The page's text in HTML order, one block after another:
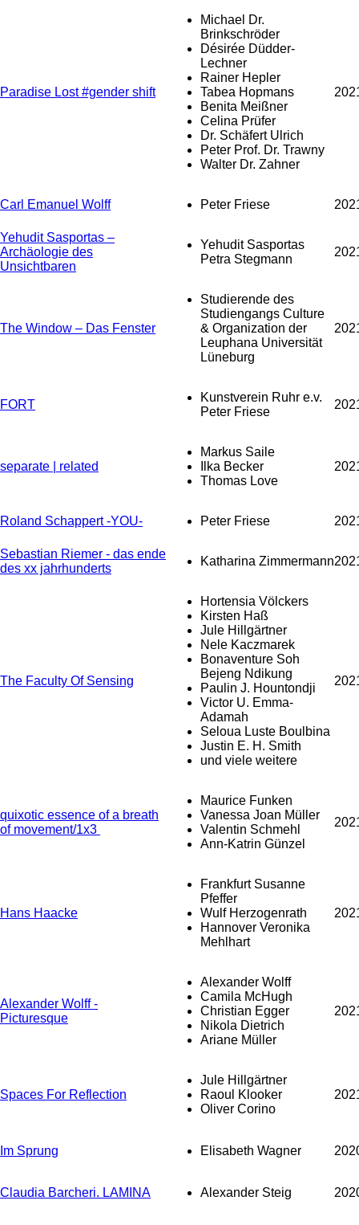
Paradise Lost #gender shift
Michael Dr.
Brinkschröder
Désirée Düdder-
Lechner
Rainer Hepler
Tabea Hopmans
Benita Meißner
Celina Prüfer
Dr. Schäfert Ulrich
Peter Prof. Dr. Trawny
Walter Dr. Zahner
Carl Emanuel Wolff Peter Friese
Yehudit Sasportas –
Archäologie des
Unsichtbaren
Yehudit Sasportas
Petra Stegmann
The Window – Das Fenster
Studierende des
Studiengangs Culture
& Organization der
Leuphana Universität
Lüneburg
FORT
Kunstverein Ruhr e.v.
Peter Friese
separate | related
Markus Saile
Ilka Becker
Thomas Love
Roland Schappert -YOU- Peter Friese
Sebastian Riemer - das ende
des xx jahrhunderts
Katharina Zimmermann
The Faculty Of Sensing
Hortensia Völckers
Kirsten Haß
Jule Hillgärtner
Nele Kaczmarek
Bonaventure Soh
Bejeng Ndikung
Paulin J. Hountondji
Victor U. Emma-
Adamah
Seloua Luste Boulbina
Justin E. H. Smith
und viele weitere
quixotic essence of a breath
of movement/1x3
Maurice Funken
Vanessa Joan Müller
Valentin Schmehl
Ann-Katrin Günzel
Hans Haacke
Frankfurt Susanne
Pfeffer
Wulf Herzogenrath
Hannover Veronika
Mehlhart
Alexander Wolff -
Picturesque
Alexander Wolff
Camila McHugh
Christian Egger
Nikola Dietrich
Ariane Müller
Spaces For Reflection
Jule Hillgärtner
Raoul Klooker
Oliver Corino
Im Sprung Elisabeth Wagner
Claudia Barcheri. LAMINA Alexander Steig